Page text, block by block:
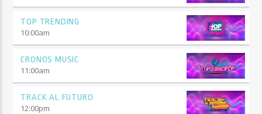
TOP TRENDING
10:00am
CRONOS MUSIC
11:00am
TRACK AL FUTURO
12:00pm